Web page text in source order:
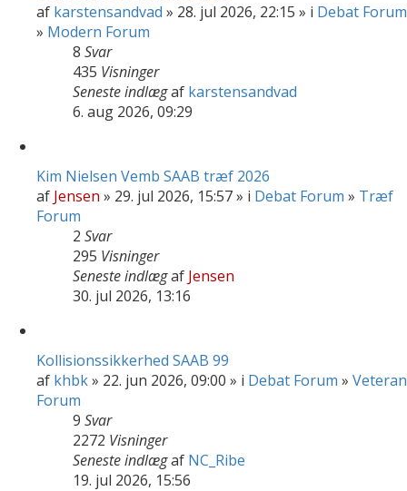
af karstensandvad » 28. jul 2026, 22:15 » i Debat Forum
» Modern Forum
8 Svar
435 Visninger
Seneste indlægaf karstensandvad
6. aug 2026, 09:29
Kim Nielsen Vemb SAAB træf 2026
af Jensen » 29. jul 2026, 15:57 » i Debat Forum » Træf
Forum
2 Svar
295 Visninger
Seneste indlægaf Jensen
30. jul 2026, 13:16
Kollisionssikkerhed SAAB 99
af khbk» 22. jun 2026, 09:00 » i Debat Forum » Veteran
Forum
9 Svar
2272 Visninger
Seneste indlægaf NC_Ribe
19. jul 2026, 15:56